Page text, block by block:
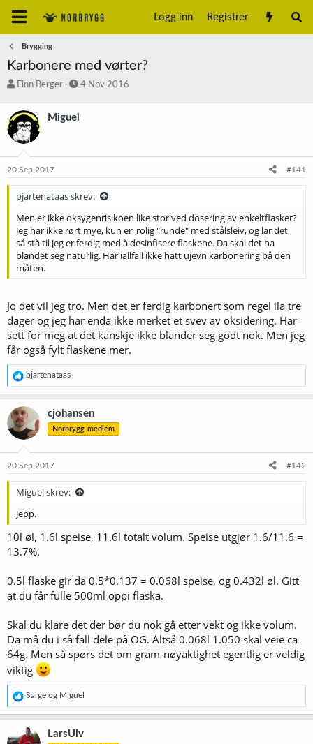
Logg inn Registrer
Brygging
Karbonere med vørter?
T
å
d
s
a
r
t
e
Finn Berger
S
a
o
4 Nov 2016
Miguel
20 Sep 2017 #141
bjartenataas skrev:
Men er ikke oksygenrisikoen like stor ved dosering av enkeltflasker?
Jeg har ikke rørt mye, kun en rolig "runde" med stålsleiv, og lar det
så stå til jeg er ferdig med å desinfisere flaskene. Da skal det ha
blandet seg naturlig. Har iallfall ikke hatt ujevn karbonering på den
måten.
Jo det vil jeg tro. Men det er ferdig karbonert som regel ila tre
dager og jeg har enda ikke merket et svev av oksidering. Har
sett for meg at det kanskje ikke blander seg godt nok. Men jeg
får også fylt flaskene mer.
R
e
a
k
s
j
o
e
bjartenataas
cjohansen
Norbrygg-medlem
20 Sep 2017 #142
Miguel skrev:
Jepp.
10l øl, 1.6l speise, 11.6l totalt volum. Speise utgjør 1.6/11.6 =
13.7%.
0.5l flaske gir da 0.5*0.137 = 0.068l speise, og 0.432l øl. Gitt
at du får fulle 500ml oppi flaska.
Skal du klare det der bør du nok gå etter vekt og ikke volum.
Da må du i så fall dele på OG. Altså 0.068l 1.050 skal veie ca
64g. Men så spørs det om gram-nøyaktighet egentlig er veldig
viktig
R
e
a
k
s
Sarge og Miguel
LarsUlv